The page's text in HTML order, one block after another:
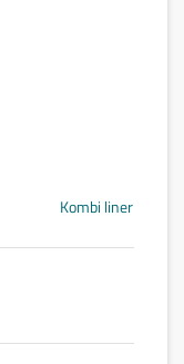
Kombi liner